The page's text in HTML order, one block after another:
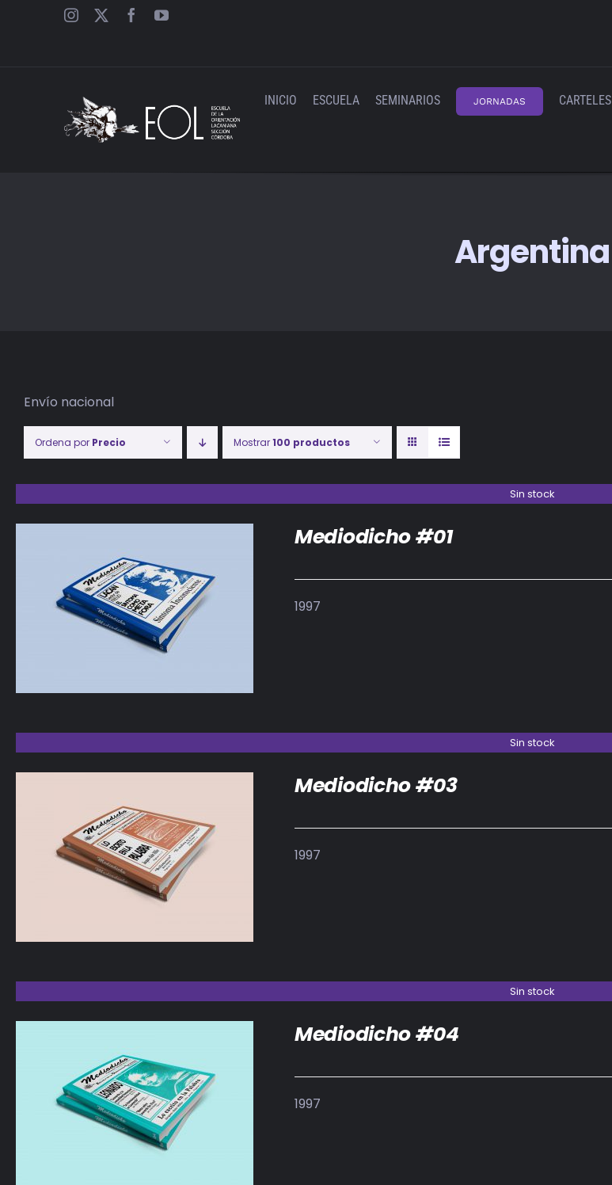
INICIO ESCUELA SEMINARIOS JORNADAS CARTELES
Argentina
Envío nacional
Ordena por Precio Mostrar100 productos
Sin stock
DETALLES
Mediodicho #01
1997
Sin stock
DETALLES
Mediodicho #03
1997
Sin stock
DETALLES
Mediodicho #04
1997